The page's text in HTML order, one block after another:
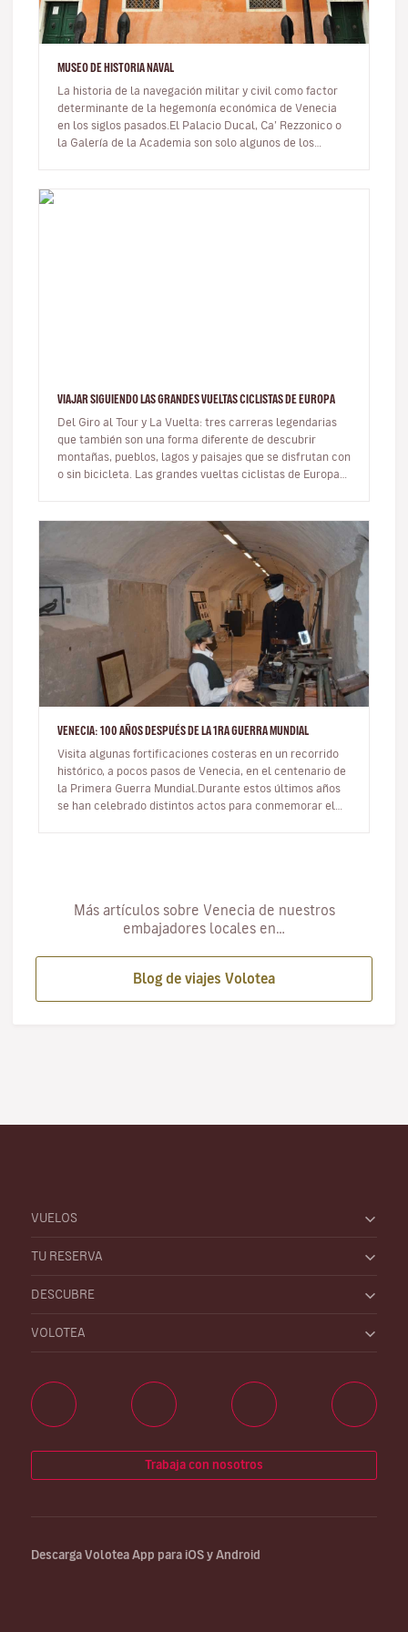
MUSEO DE HISTORIA NAVAL
La historia de la navegación militar y civil como factor
determinante de la hegemonía económica de Venecia
en los siglos pasados.El Palacio Ducal, Ca’ Rezzonico o
la Galería de la Academia son solo algunos de los
VIAJAR SIGUIENDO LAS GRANDES VUELTAS CICLISTAS DE EUROPA
Del Giro al Tour y La Vuelta: tres carreras legendarias
que también son una forma diferente de descubrir
montañas, pueblos, lagos y paisajes que se disfrutan con
o sin bicicleta. Las grandes vueltas ciclistas de Europa —
VENECIA: 100 AÑOS DESPUÉS DE LA 1RA GUERRA MUNDIAL
Visita algunas fortificaciones costeras en un recorrido
histórico, a pocos pasos de Venecia, en el centenario de
la Primera Guerra Mundial.Durante estos últimos años
se han celebrado distintos actos para conmemorar el
Más artículos sobre Venecia de nuestros
embajadores locales en…
Blog de viajes Volotea
VUELOS
TU RESERVA
DESCUBRE
VOLOTEA
Trabaja con nosotros
Descarga Volotea App para iOS y Android